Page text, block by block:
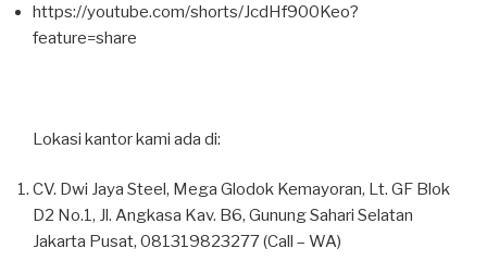
https://youtube.com/shorts/JcdHf900Keo?
feature=share
Lokasi kantor kami ada di:
CV. Dwi Jaya Steel, Mega Glodok Kemayoran, Lt. GF Blok
D2 No.1, Jl. Angkasa Kav. B6, Gunung Sahari Selatan
Jakarta Pusat, 081319823277 (Call – WA)